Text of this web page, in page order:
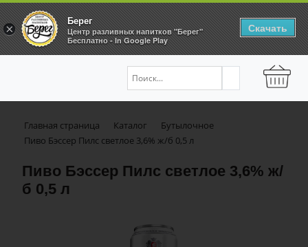
Главная страница Каталог
Бутылочное
Пиво Бэссер Пилс светлое 3,6% ж/б 0,5 л
Пиво Бэссер Пилс светлое 3,6% ж/
б 0,5 л
×
Берег
Центр разливных напитков "Берег"
Бесплатно - In Google Play
Скачать